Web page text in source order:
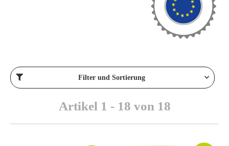
Filter und Sortierung
Artikel 1 - 18 von 18